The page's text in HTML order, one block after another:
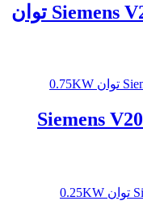
اینورتر تکفاز زیمنس Siemens V20 توان
اینورتر سه فاز زیمنس Siemens V20